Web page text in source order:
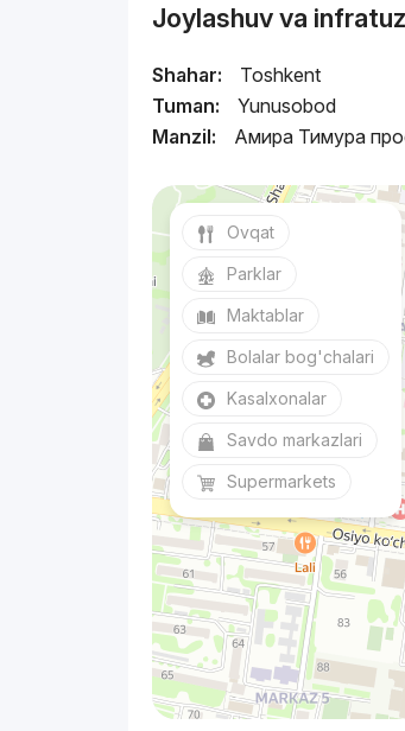
Joylashuv va
Shahar:
Toshkent
Tuman:
Yunusobod
Manzil:
Амира Тимура
Ovqat
Parklar
Maktablar
Bolalar bog'chalari
Kasalxonalar
Savdo markazlari
Supermarkets